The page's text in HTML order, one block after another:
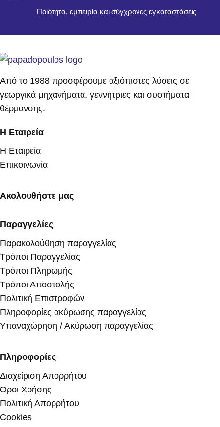
Ποιότητα, εμπειρία και σύγχρονες εγκαταστάσεις
Από το 1988 προσφέρουμε αξιόπιστες λύσεις σε
γεωργικά μηχανήματα, γεννήτριες και συστήματα
θέρμανσης.
Η Εταιρεία
Η Εταιρεία
Επικοινωνία
Ακολουθήστε μας
Παραγγελίες
Παρακολούθηση παραγγελίας
Τρόποι Παραγγελίας
Τρόποι Πληρωμής
Τρόποι Αποστολής
Πολιτική Επιστροφών
Πληροφορίες ακύρωσης παραγγελίας
Υπαναχώρηση / Ακύρωση παραγγελίας
Πληροφορίες
Διαχείριση Απορρήτου
Όροι Χρήσης
Πολιτική Απορρήτου
Cookies